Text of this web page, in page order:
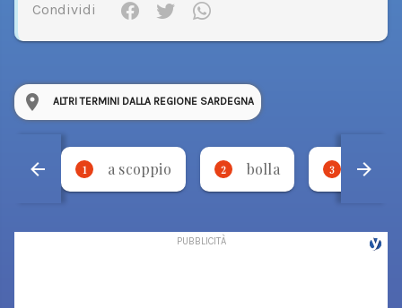
Condividi
ALTRI TERMINI DALLA REGIONE SARDEGNA
1 a scoppio 2 bolla 3 udda